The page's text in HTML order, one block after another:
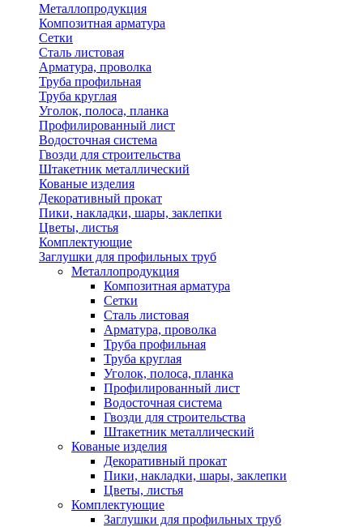
Металлопродукция
Композитная арматура
Сетки
Сталь листовая
Арматура, проволка
Труба профильная
Труба круглая
Уголок, полоса, планка
Профилированный лист
Водосточная система
Гвозди для строительства
Штакетник металлический
Кованые изделия
Декоративный прокат
Пики, накладки, шары, заклепки
Цветы, листья
Комплектующие
Заглушки для профильных труб
Металлопродукция
Композитная арматура
Сетки
Сталь листовая
Арматура, проволка
Труба профильная
Труба круглая
Уголок, полоса, планка
Профилированный лист
Водосточная система
Гвозди для строительства
Штакетник металлический
Кованые изделия
Декоративный прокат
Пики, накладки, шары, заклепки
Цветы, листья
Комплектующие
Заглушки для профильных труб